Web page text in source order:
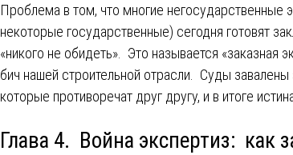
Проблема в том, что многие негосударственные
некоторые государственные) сегодня готовят
«никого не обидеть». Это называется «заказная
бич нашей строительной отрасли. Суды
которые противоречат друг другу, и в итоге
Глава 4. Война экспертиз: как